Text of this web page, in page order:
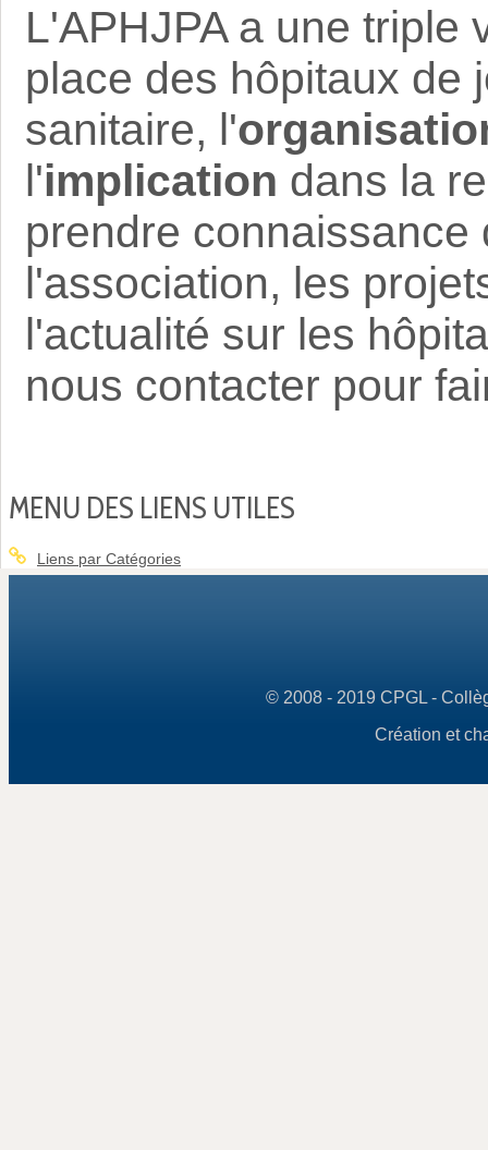
L'APHJPA a une triple
place des hôpitaux de
sanitaire, l'
l'implication dans la
prendre
l'association, les
l'actualité sur les
nous contacter pour
MENU DES LIENS UTILES
Liens par Catégories
© 2008 - 2019 CPGL -
Création et